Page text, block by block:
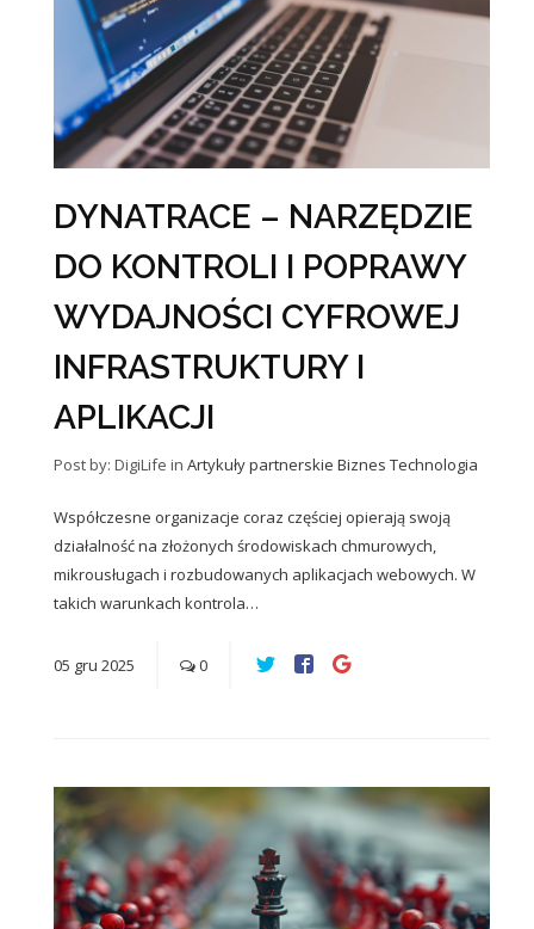
DYNATRACE – NARZĘDZIE
DO KONTROLI I POPRAWY
WYDAJNOŚCI CYFROWEJ
INFRASTRUKTURY I
APLIKACJI
Post by: DigiLife in Artykuły partnerskie Biznes Technologia
Współczesne organizacje coraz częściej opierają swoją
działalność na złożonych środowiskach chmurowych,
mikrousługach i rozbudowanych aplikacjach webowych. W
takich warunkach kontrola…
05 gru 2025 0